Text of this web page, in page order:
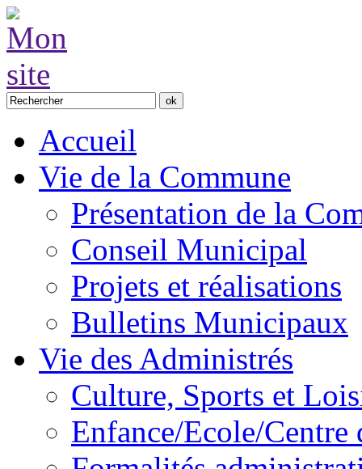
Accueil
Vie de la Commune
Présentation de la
Conseil Municipal
Projets et réalisations
Bulletins Municipaux
Vie des Administrés
Culture, Sports et
Enfance/Ecole/Centre